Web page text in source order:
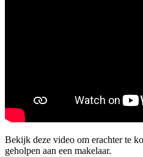
Bekijk deze video om erachter te
geholpen aan een makelaar.